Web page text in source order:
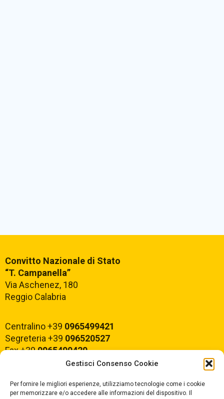
Gestisci Consenso Cookie
Per fornire le migliori esperienze, utilizziamo tecnologie come i cookie
per memorizzare e/o accedere alle informazioni del dispositivo. Il
Convitto Nazionale di Stato
“T. Campanella”
Via Aschenez, 180
Reggio Calabria
Centralino +39 0965499421
Segreteria +39 096520527
Fax +390965499420
E-mail: rcvc010005@istruzione.it
PEC:rcvc010005@pec.istruzione.it